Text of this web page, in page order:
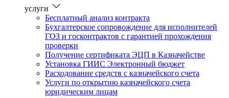
услуги
Бесплатный анализ контракта
Бухгалтерское сопровождение для исполнителей
ГОЗ и госконтрактов с гарантией прохождения
проверки
Получение сертификата ЭЦП в Казначействе
Установка ГИИС Электронный бюджет
Расходование средств с казначейского счета
Услуги по открытию казначейского счета
юридическим лицам